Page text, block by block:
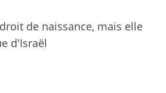
de naissance, mais elle
d'Israël